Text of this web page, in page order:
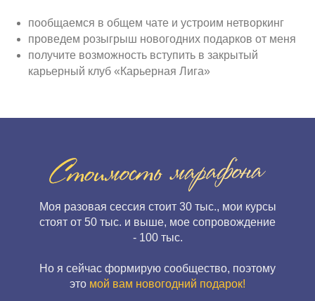
пообщаемся в общем чате и устроим нетворкинг
проведем розыгрыш новогодних подарков от меня
получите возможность вступить в закрытый
карьерный клуб «Карьерная Лига»
Моя разовая сессия стоит 30 тыс., мои курсы
стоят от 50 тыс. и выше, мое сопровождение
- 100 тыс.
Но я сейчас формирую сообщество, поэтому
это мой вам новогодний подарок!